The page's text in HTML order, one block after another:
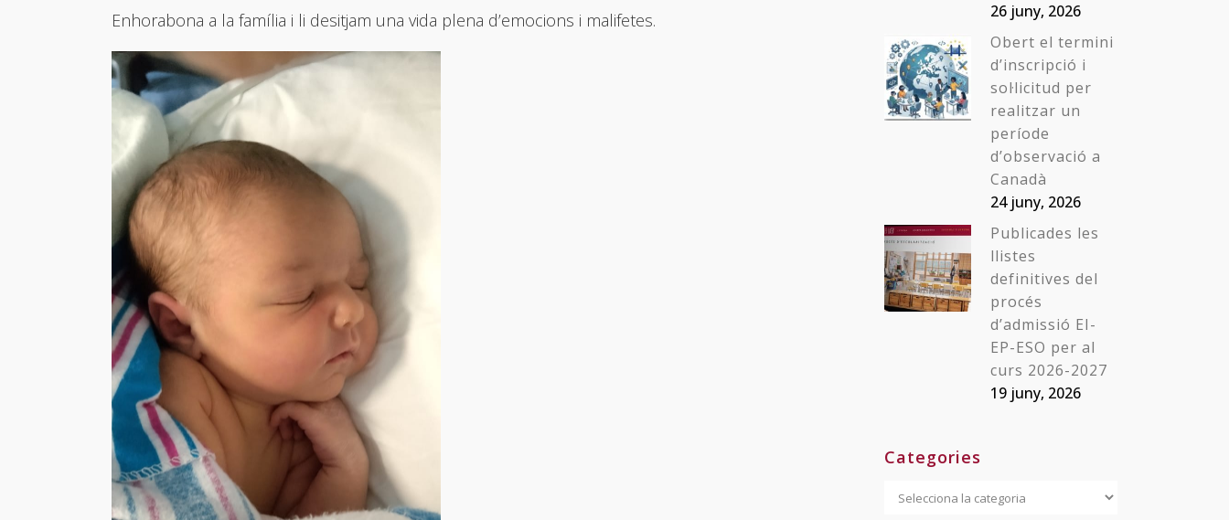
Enhorabona a la família i li desitjam una vida plena d’emocions i malifetes.
26 juny, 2026
Obert el termini
d’inscripció i
sol·licitud per
realitzar un
període
d’observació a
Canadà
24 juny, 2026
Publicades les
llistes
definitives del
procés
d’admissió EI-
EP-ESO per al
curs 2026-2027
19 juny, 2026
Categories
Categories